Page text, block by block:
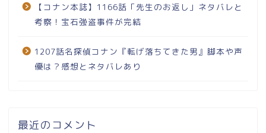
【コナン本誌】1166話「先生のお返し」ネタバレと
考察！宝石強盗事件が完結
1207話名探偵コナン『転げ落ちてきた男』脚本や声
優は？感想とネタバレあり
最近のコメント